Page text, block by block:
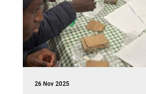
26 Nov 2025